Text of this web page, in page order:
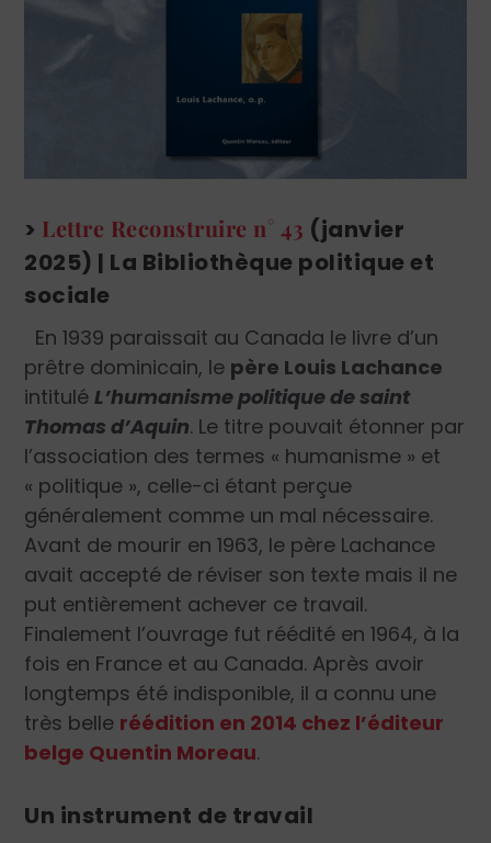
> Lettre Reconstruire n° 43 (janvier
2025) | La Bibliothèque politique et
sociale
En 1939 paraissait au Canada le livre d’un
prêtre dominicain, le père Louis Lachance
intituléL’humanisme politique de saint
Thomas d’Aquin. Le titre pouvait étonner par
l’association des termes « humanisme » et
« poli­tique », celle-ci étant perçue
généralement comme un mal nécessaire.
Avant de mourir en 1963, le père Lachance
avait accepté de réviser son texte mais il ne
put entièrement achever ce travail.
Finalement l’ouvrage fut réédité en 1964, à la
fois en France et au Canada. Après avoir
longtemps été indisponible, il a connu une
très belle réédition en 2014 chez l’éditeur
belge Quentin Moreau.
Un instrument de travail